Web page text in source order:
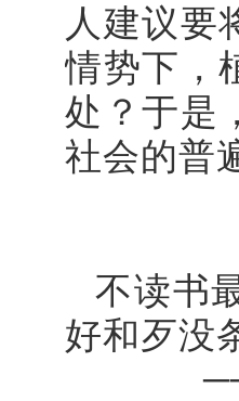
人建议要
情势下，
处？于是，
社会的普
不读书
好和歹没